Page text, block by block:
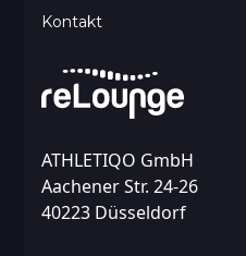
ATHLETIQO GmbH
Aachener Str. 24-26
40223 Düsseldorf
Kontakt